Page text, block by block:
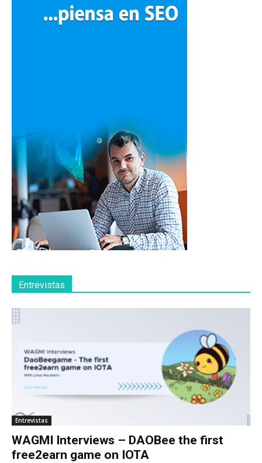
Entrevistas
Entrevistas
WAGMI Interviews – DAOBee the first
free2earn game on IOTA